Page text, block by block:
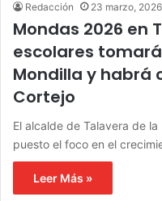
Redacción 23 marzo, 2026
Mondas 2026 en
escolares
Mondilla y habrá
Cortejo
El alcalde de Talavera de
puesto el foco en el
Leer Más »